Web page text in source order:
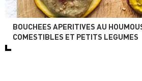
BOUCHEES APERITIVES AU
COMESTIBLES ET PETITS LEGUMES